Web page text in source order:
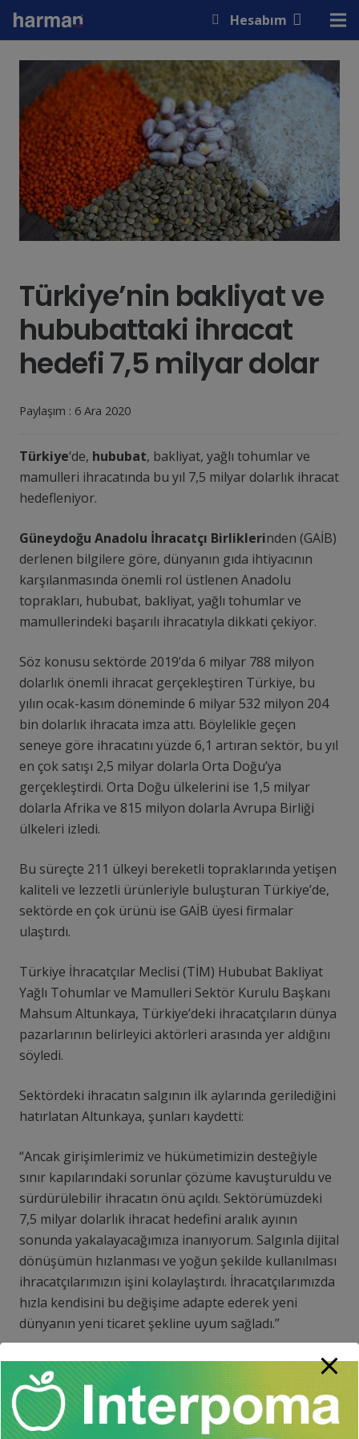
Hesabım
Türkiye’nin bakliyat ve
hububattaki ihracat
hedefi 7,5 milyar dolar
Paylaşım : 6 Ara 2020
Türkiye‘de, hububat, bakliyat, yağlı tohumlar ve
mamulleri ihracatında bu yıl 7,5 milyar dolarlık ihracat
hedefleniyor.
Güneydoğu Anadolu İhracatçı Birliklerinden (GAİB)
derlenen bilgilere göre, dünyanın gıda ihtiyacının
karşılanmasında önemli rol üstlenen Anadolu
toprakları, hububat, bakliyat, yağlı tohumlar ve
mamullerindeki başarılı ihracatıyla dikkati çekiyor.
Söz konusu sektörde 2019’da 6 milyar 788 milyon
dolarlık önemli ihracat gerçekleştiren Türkiye, bu
yılın ocak-kasım döneminde 6 milyar 532 milyon 204
bin dolarlık ihracata imza attı. Böylelikle geçen
seneye göre ihracatını yüzde 6,1 artıran sektör, bu yıl
en çok satışı 2,5 milyar dolarla Orta Doğu’ya
gerçekleştirdi. Orta Doğu ülkelerini ise 1,5 milyar
dolarla Afrika ve 815 milyon dolarla Avrupa Birliği
ülkeleri izledi.
Bu süreçte 211 ülkeyi bereketli topraklarında yetişen
kaliteli ve lezzetli ürünleriyle buluşturan Türkiye’de,
sektörde en çok ürünü ise GAİB üyesi firmalar
ulaştırdı.
Türkiye İhracatçılar Meclisi (TİM) Hububat Bakliyat
Yağlı Tohumlar ve Mamulleri Sektör Kurulu Başkanı
Mahsum Altunkaya, Türkiye’deki ihracatçıların dünya
pazarlarının belirleyici aktörleri arasında yer aldığını
söyledi.
Sektördeki ihracatın salgının ilk aylarında gerilediğini
hatırlatan Altunkaya, şunları kaydetti:
“Ancak girişimlerimiz ve hükümetimizin desteğiyle
sınır kapılarındaki sorunlar çözüme kavuşturuldu ve
sürdürülebilir ihracatın önü açıldı. Sektörümüzdeki
7,5 milyar dolarlık ihracat hedefini aralık ayının
sonunda yakalayacağımıza inanıyorum. Salgınla dijital
dönüşümün hızlanması ve yoğun şekilde kullanılması
ihracatçılarımızın işini kolaylaştırdı. İhracatçılarımızda
hızla kendisini bu değişime adapte ederek yeni
dünyanın yeni ticaret şekline uyum sağladı.”
Gelecek yılın yol haritası
hazır